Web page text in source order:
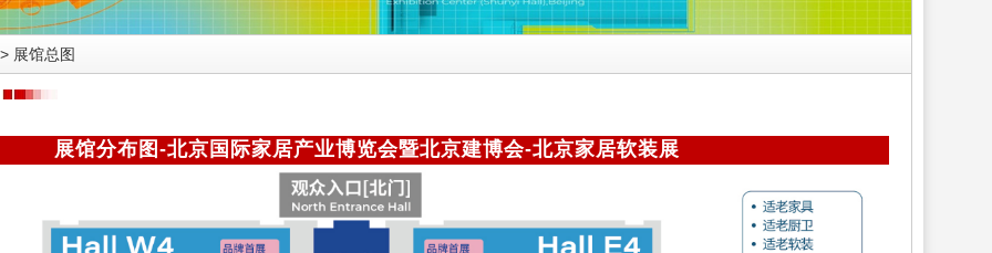
展馆总图
展馆分布图-北京国际家居产业博览会暨北京建博会-北京家居软装展